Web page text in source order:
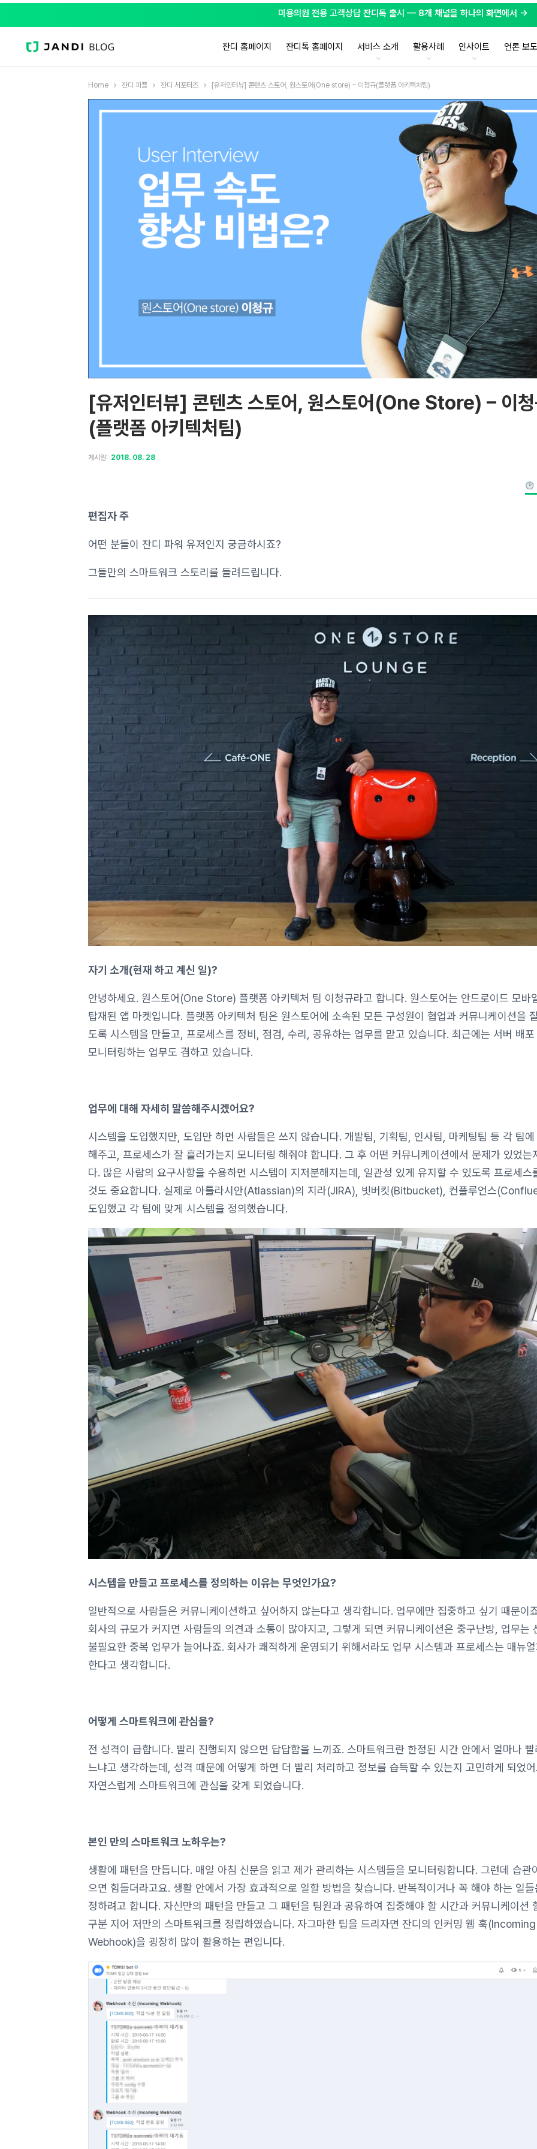
미용의원 전용 고객상담 잔디톡 출시 — 8개 채널을 하나의 화면에서 →
잔디 홈페이지 잔디톡 홈페이지 서비스 소개 활용사례 인사이트 언론 보도
Home 잔디 피플 잔디 서포터즈 [유저인터뷰] 콘텐츠 스토어, 원스토어(One store) – 이청규(플랫폼 아키텍처팀)
[유저인터뷰] 콘텐츠 스토어, 원스토어(One Store) – 이
(플랫폼 아키텍처팀)
게시일: 2018. 08. 28
편집자 주
어떤 분들이 잔디 파워 유저인지 궁금하시죠?
그들만의 스마트워크 스토리를 들려드립니다.
자기 소개(현재 하고 계신 일)?
안녕하세요. 원스토어(One Store) 플랫폼 아키텍처 팀 이청규라고 합니다. 원스토어는 안드로이드 모바
탑재된 앱 마켓입니다. 플랫폼 아키텍처 팀은 원스토어에 소속된 모든 구성원이 협업과 커뮤니케이션을
도록 시스템을 만들고, 프로세스를 정비, 점검, 수리, 공유하는 업무를 맡고 있습니다. 최근에는 서버 배
모니터링하는 업무도 겸하고 있습니다.
업무에 대해 자세히 말씀해주시겠어요?
시스템을 도입했지만, 도입만 하면 사람들은 쓰지 않습니다. 개발팀, 기획팀, 인사팀, 마케팅팀 등 각 팀
해주고, 프로세스가 잘 흘러가는지 모니터링 해줘야 합니다. 그 후 어떤 커뮤니케이션에서 문제가 있었는
다. 많은 사람의 요구사항을 수용하면 시스템이 지저분해지는데, 일관성 있게 유지할 수 있도록 프로세스
것도 중요합니다. 실제로 아틀라시안(Atlassian)의 지라(JIRA), 빗버킷(Bitbucket), 컨플루언스
도입했고 각 팀에 맞게 시스템을 정의했습니다.
시스템을 만들고 프로세스를 정의하는 이유는 무엇인가요?
일반적으로 사람들은 커뮤니케이션하고 싶어하지 않는다고 생각합니다. 업무에만 집중하고 싶기 때문이
회사의 규모가 커지면 사람들의 의견과 소통이 많아지고, 그렇게 되면 커뮤니케이션은 중구난방, 업무는
불필요한 중복 업무가 늘어나죠. 회사가 쾌적하게 운영되기 위해서라도 업무 시스템과 프로세스는 매뉴
한다고 생각합니다.
어떻게 스마트워크에 관심을?
전 성격이 급합니다. 빨리 진행되지 않으면 답답함을 느끼죠. 스마트워크란 한정된 시간 안에서 얼마나
느냐고 생각하는데, 성격 때문에 어떻게 하면 더 빨리 처리하고 정보를 습득할 수 있는지 고민하게 되었
자연스럽게 스마트워크에 관심을 갖게 되었습니다.
본인 만의 스마트워크 노하우는?
생활에 패턴을 만듭니다. 매일 아침 신문을 읽고 제가 관리하는 시스템들을 모니터링합니다. 그런데 습관
으면 힘들더라고요. 생활 안에서 가장 효과적으로 일할 방법을 찾습니다. 반복적이거나 꼭 해야 하는 일
정하려고 합니다. 자신만의 패턴을 만들고 그 패턴을 팀원과 공유하여 집중해야 할 시간과 커뮤니케이션
구분 지어 저만의 스마트워크를 정립하였습니다. 자그마한 팁을 드리자면 잔디의 인커밍 웹 훅(Incoming
Webhook)을 굉장히 많이 활용하는 편입니다.